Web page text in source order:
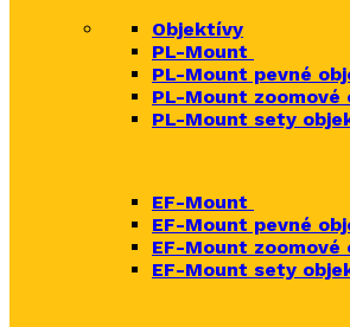
Objektívy
PL-Mount
PL-Mount pevné
PL-Mount zoomové
PL-Mount sety
EF-Mount
EF-Mount pevné
EF-Mount zoomové
EF-Mount sety